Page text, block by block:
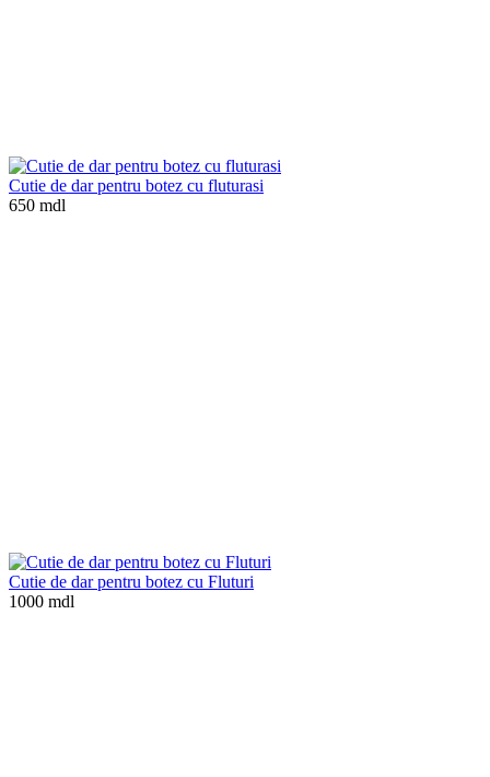
Cutie de dar pentru botez cu fluturasi
650 mdl
Cutie de dar pentru botez cu Fluturi
1000 mdl